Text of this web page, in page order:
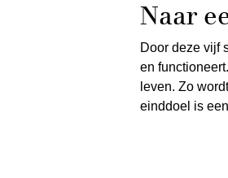
Naar
Door deze vijf
en
leven. Zo
einddoel is